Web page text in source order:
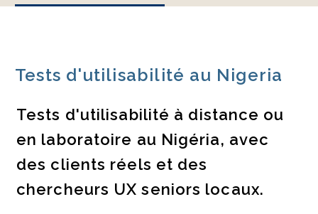
Tests d'utilisabilité au Nigeria
Tests d'utilisabilité à distance ou
en laboratoire au Nigéria, avec
des clients réels et des
chercheurs UX seniors locaux.